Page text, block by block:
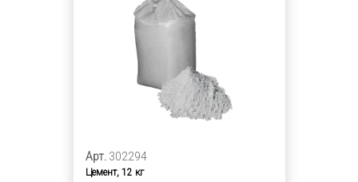
Арт. 302294
Цемент, 12 кг